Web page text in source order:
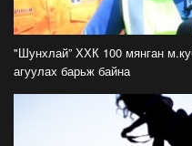
ФОТО:
2026-
"Улсын
"Шунхлай” ХХК 100 мянган
агуулах барьж байна